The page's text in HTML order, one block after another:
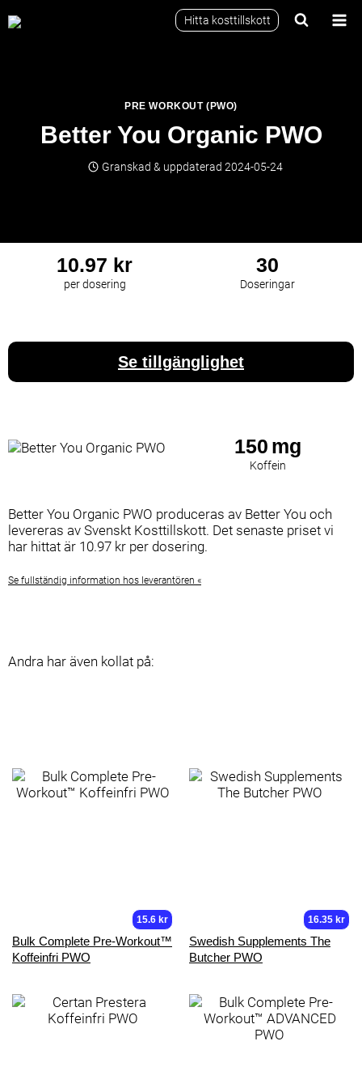
to
Hitta kosttillskott
PRE WORKOUT (PWO)
Better You Organic PWO
Granskad & uppdaterad 2024-05-24
150 mg
Koffein
Better You Organic PWO produceras av Better You och
levereras av Svenskt Kosttillskott. Det senaste priset vi
har hittat är 10.97 kr per dosering.
Se fullständig information hos leverantören «
Andra har även kollat på:
10.97 kr
per dosering
30
Doseringar
Se tillgänglighet
15.6 kr
Bulk Complete Pre-Workout™
Koffeinfri PWO
16.35 kr
Swedish Supplements The
Butcher PWO